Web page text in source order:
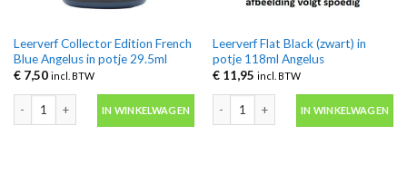
Leerverf Collector Edition French
Blue Angelus in potje 29.5ml
€7,50 incl. BTW
Leerverf Collector Edition French Blue Angelus in potje 29.5ml aantal
IN WINKELWAGEN
Leerverf Flat Black (zwart) in
potje 118ml Angelus
€11,95 incl. BTW
Leerverf Flat Black (zwart) in potje
IN WINKELWAGEN